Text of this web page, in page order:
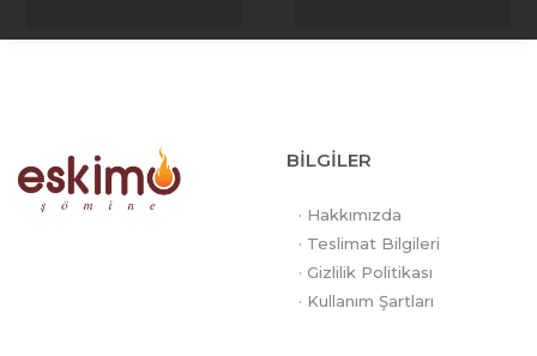
BİLGİLER
· Hakkımızda
· Teslimat Bilgileri
· Gizlilik Politikası
· Kullanım Şartları